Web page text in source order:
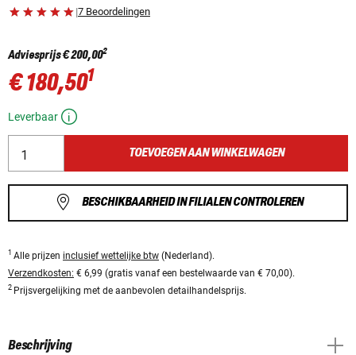
|7 Beoordelingen
Adviesprijs€ 200,002
€ 180,501
Leverbaar
TOEVOEGEN AAN WINKELWAGEN
BESCHIKBAARHEID IN FILIALEN CONTROLEREN
1 Alle prijzen inclusief wettelijke btw (Nederland).
Verzendkosten: € 6,99 (gratis vanaf een bestelwaarde van € 70,00).
2 Prijsvergelijking met de aanbevolen detailhandelsprijs.
Beschrijving